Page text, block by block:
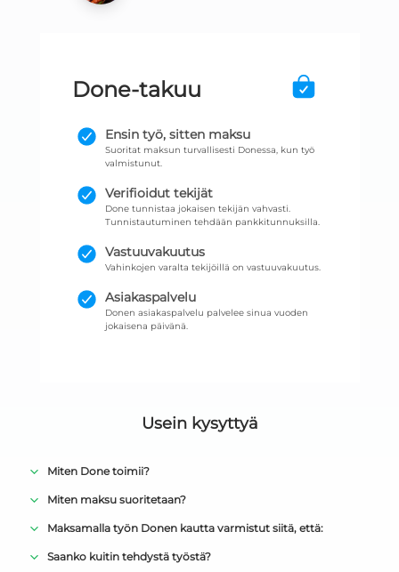
Done-takuu
Ensin työ, sitten maksu
Suoritat maksun turvallisesti Donessa, kun työ
valmistunut.
Verifioidut tekijät
Done tunnistaa jokaisen tekijän vahvasti.
Tunnistautuminen tehdään pankkitunnuksilla.
Vastuuvakuutus
Vahinkojen varalta tekijöillä on vastuuvakuutus.
Asiakaspalvelu
Donen asiakaspalvelu palvelee sinua vuoden
jokaisena päivänä.
Usein kysyttyä
Miten Done toimii?
Miten maksu suoritetaan?
Maksamalla työn Donen kautta varmistut siitä, että:
Saanko kuitin tehdystä työstä?